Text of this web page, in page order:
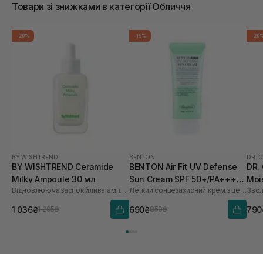
Товари зі знижками в категорії Обличчя
-20%
BY WISHTREND
BY WISHTREND Ceramide
Milky Ampoule 30 мл
Відновлююча заспокійлива ампула для обличчя
1 036₴1 295₴
-19%
BENTON
BENTON Air Fit UV Defense
Sun Cream SPF 50+/PA++++
50 мл
Легкий сонцезахисний крем з центелою
690₴850₴
-
DR.
DR.
мл